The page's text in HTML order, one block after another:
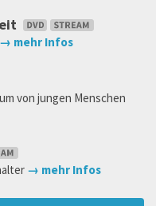
→ mehr Infos
von jungen Menschen
→ mehr Infos